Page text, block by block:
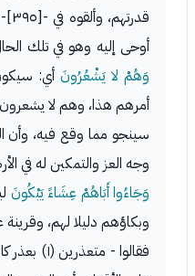
أوحى إليه وهو في تلك
وَهُمْ لا يَشْعُرُونَ أي:
أمرهم هذا، وهم لا يشعرون
سينجو مما وقع فيه، وأن
وجه العز والتمكين له في
وَجَاءُوا أَبَاهُمْ عِشَاءً يَبْكُونَ
وبكاؤهم دليلا لهم،
فقالوا - متعذرين (١) بعذر كاذب -